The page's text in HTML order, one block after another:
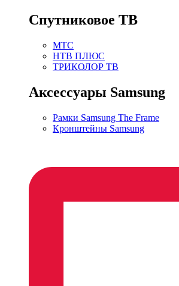
Спутниковое ТВ
МТС
НТВ ПЛЮС
ТРИКОЛОР ТВ
Аксессуары Samsung
Рамки Samsung The Frame
Кронштейны Samsung